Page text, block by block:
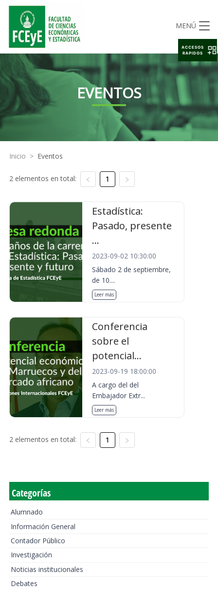
MENÚ
EVENTOS
Inicio > Eventos
2 elementos en total: 1
Estadística:
Pasado, presente
...
2023-09-02 10:30:00
Sábado 2 de septiembre,
de 10....
Leer más
Conferencia
sobre el
potencial...
2023-09-19 18:00:00
A cargo del del
Embajador Extr...
Leer más
2 elementos en total: 1
Categorías
Alumnado
Información General
Contador Público
Investigación
Noticias institucionales
Debates
ACCESOS
RAPIDOS